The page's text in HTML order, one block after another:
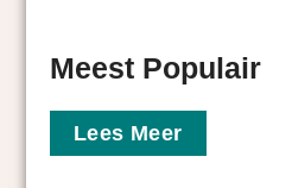
Meest Populair
Lees Meer